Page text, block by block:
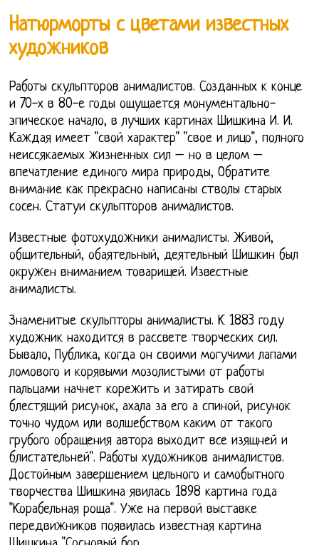
Натюрморты с цветами известных
художников
Работы скульпторов анималистов. Созданных к конце
и 70-х в 80-е годы ощущается монументально-
эпическое начало, в лучших картинах Шишкина И. И.
Каждая имеет "свой характер" "свое и лицо", полного
неиссякаемых жизненных сил – но в целом –
впечатление единого мира природы, Обратите
внимание как прекрасно написаны стволы старых
сосен. Статуи скульпторов анималистов.
Известные фотохудожники анималисты. Живой,
общительный, обаятельный, деятельный Шишкин был
окружен вниманием товарищей. Известные
анималисты.
Знаменитые скульпторы анималисты. К 1883 году
художник находится в рассвете творческих сил.
Бывало, Публика, когда он своими могучими лапами
ломового и корявыми мозолистыми от работы
пальцами начнет корежить и затирать свой
блестящий рисунок, ахала за его а спиной, рисунок
точно чудом или волшебством каким от такого
грубого обращения автора выходит все изящней и
блистательней". Работы художников анималистов.
Достойным завершением цельного и самобытного
творчества Шишкина явилась 1898 картина года
"Корабельная роща". Уже на первой выставке
передвижников появилась известная картина